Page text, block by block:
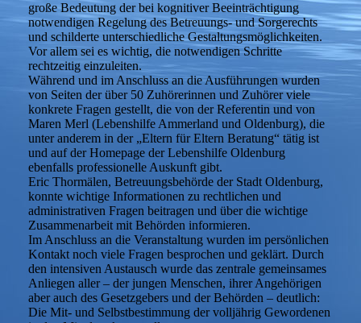
große Bedeutung der bei kognitiver Beeinträchtigung
notwendigen Regelung des Betreuungs- und Sorgerechts
und schilderte unterschiedliche Gestaltungsmöglichkeiten.
Vor allem sei es wichtig, die notwendigen Schritte
rechtzeitig einzuleiten.
Während und im Anschluss an die Ausführungen wurden
von Seiten der über 50 Zuhörerinnen und Zuhörer viele
konkrete Fragen gestellt, die von der Referentin und von
Maren Merl (Lebenshilfe Ammerland und Oldenburg), die
unter anderem in der „Eltern für Eltern Beratung“ tätig ist
und auf der Homepage der Lebenshilfe Oldenburg
ebenfalls professionelle Auskunft gibt.
Eric Thormälen, Betreuungsbehörde der Stadt Oldenburg,
konnte wichtige Informationen zu rechtlichen und
administrativen Fragen beitragen und über die wichtige
Zusammenarbeit mit Behörden informieren.
Im Anschluss an die Veranstaltung wurden im persönlichen
Kontakt noch viele Fragen besprochen und geklärt. Durch
den intensiven Austausch wurde das zentrale gemeinsames
Anliegen aller – der jungen Menschen, ihrer Angehörigen
aber auch des Gesetzgebers und der Behörden – deutlich:
Die Mit- und Selbstbestimmung der volljährig Gewordenen